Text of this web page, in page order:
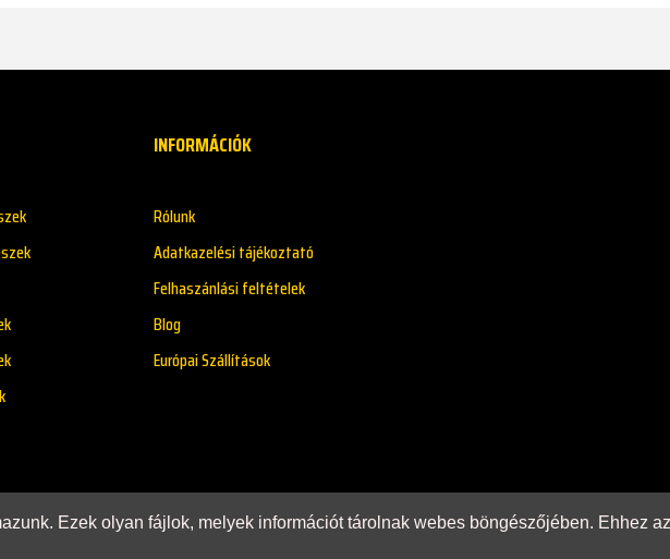
Ezek olyan fájlok, melyek információt tárolnak webes böngészőjében. Ehhez
INFORMÁCIÓK
Rólunk
Adatkazelési tájékoztató
Felhaszánlási feltételek
Blog
Európai Szállítások